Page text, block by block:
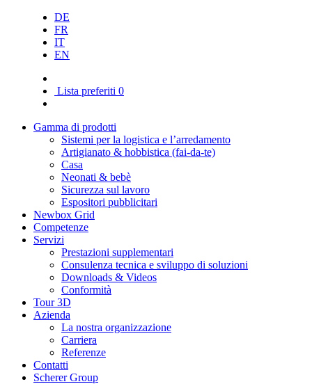
DE
FR
IT
EN
Lista preferiti 0
Gamma di prodotti
Sistemi per la logistica e l’arredamento
Artigianato & hobbistica (fai-da-te)
Casa
Neonati & bebè
Sicurezza sul lavoro
Espositori pubblicitari
Newbox Grid
Competenze
Servizi
Prestazioni supplementari
Consulenza tecnica e sviluppo di soluzioni
Downloads & Videos
Conformità
Tour 3D
Azienda
La nostra organizzazione
Carriera
Referenze
Contatti
Scherer Group